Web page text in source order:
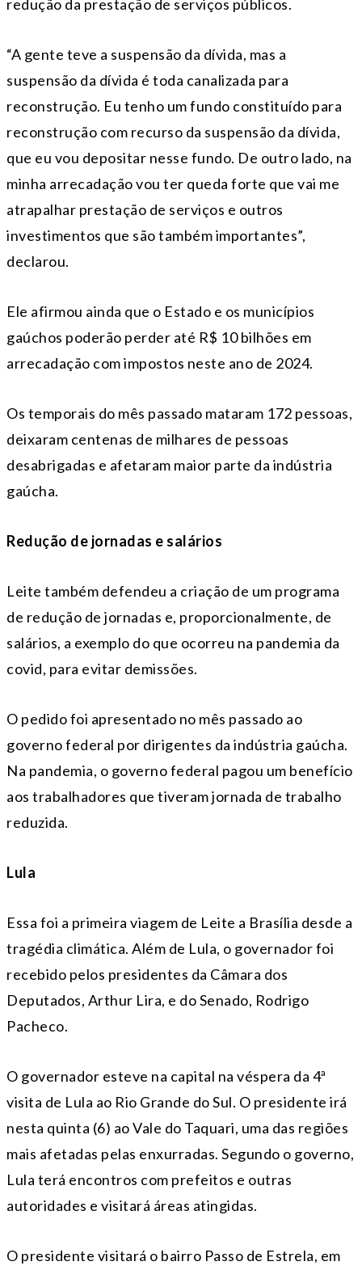
redução da prestação de serviços públicos.
“A gente teve a suspensão da dívida, mas a
suspensão da dívida é toda canalizada para
reconstrução. Eu tenho um fundo constituído para
reconstrução com recurso da suspensão da dívida,
que eu vou depositar nesse fundo. De outro lado, na
minha arrecadação vou ter queda forte que vai me
atrapalhar prestação de serviços e outros
investimentos que são também importantes”,
declarou.
Ele afirmou ainda que o Estado e os municípios
gaúchos poderão perder até R$ 10 bilhões em
arrecadação com impostos neste ano de 2024.
Os temporais do mês passado mataram 172 pessoas,
deixaram centenas de milhares de pessoas
desabrigadas e afetaram maior parte da indústria
gaúcha.
Redução de jornadas e salários
Leite também defendeu a criação de um programa
de redução de jornadas e, proporcionalmente, de
salários, a exemplo do que ocorreu na pandemia da
covid, para evitar demissões.
O pedido foi apresentado no mês passado ao
governo federal por dirigentes da indústria gaúcha.
Na pandemia, o governo federal pagou um benefício
aos trabalhadores que tiveram jornada de trabalho
reduzida.
Lula
Essa foi a primeira viagem de Leite a Brasília desde a
tragédia climática. Além de Lula, o governador foi
recebido pelos presidentes da Câmara dos
Deputados, Arthur Lira, e do Senado, Rodrigo
Pacheco.
O governador esteve na capital na véspera da 4ª
visita de Lula ao Rio Grande do Sul. O presidente irá
nesta quinta (6) ao Vale do Taquari, uma das regiões
mais afetadas pelas enxurradas. Segundo o governo,
Lula terá encontros com prefeitos e outras
autoridades e visitará áreas atingidas.
O presidente visitará o bairro Passo de Estrela, em